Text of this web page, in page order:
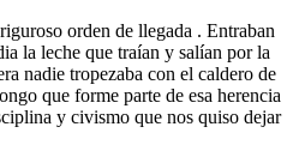
orden de llegada . Entraban
la leche que traían y salían por la
nadie tropezaba con el caldero de
que forme parte de esa herencia
y civismo que nos quiso dejar